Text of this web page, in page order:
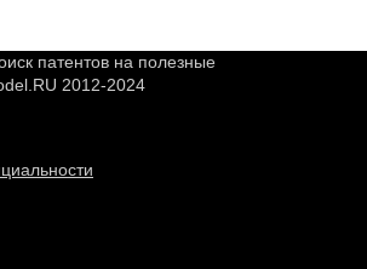
патентов на полезные
2012-2024